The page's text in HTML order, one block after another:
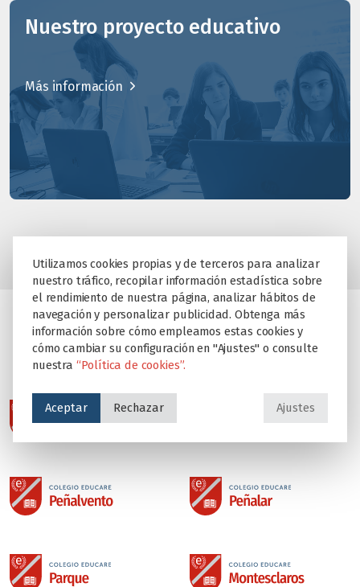
Nuestro proyecto educativo
Más información
Colegios del Grupo Educare
Utilizamos cookies propias y de terceros para analizar
nuestro tráfico, recopilar información estadística sobre
el rendimiento de nuestra página, analizar hábitos de
navegación y personalizar publicidad. Obtenga más
información sobre cómo empleamos estas cookies y
cómo cambiar su configuración en "Ajustes" o consulte
nuestra “Política de cookies”.
Aceptar Rechazar Ajustes